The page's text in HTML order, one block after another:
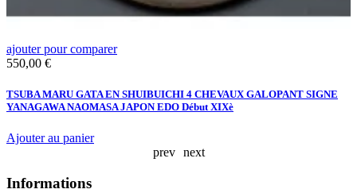
ajouter pour comparer
Prix
550,00 €
TSUBA MARU GATA EN SHUIBUICHI 4 CHEVAUX GALOPANT SIGNE
YANAGAWA NAOMASA JAPON EDO Début XIXè
Ajouter au panier
prev
next
Informations